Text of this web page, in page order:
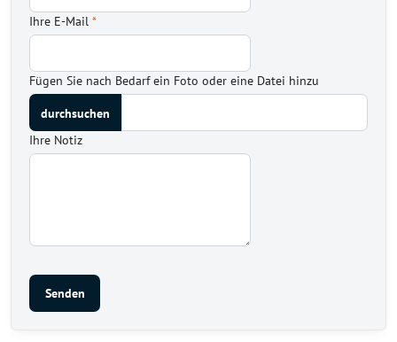
Ihre E-Mail *
Fügen Sie nach Bedarf ein Foto oder eine Datei hinzu
Ihre Notiz
Senden